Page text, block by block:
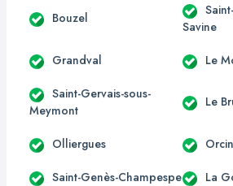
Bouzel
Savine
Grandval Le
Saint-Gervais-sous-
Meymont
Le
Olliergues
Saint-Genès-Champespe La